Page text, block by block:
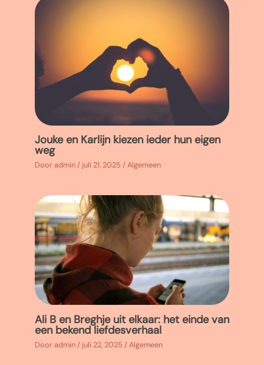
Jouke en Karlijn kiezen ieder hun eigen
weg
Dooradmin/ juli 21, 2025 /Algemeen
Ali B en Breghje uit elkaar: het einde van
een bekend liefdesverhaal
Dooradmin / juli 22, 2025 /Algemeen